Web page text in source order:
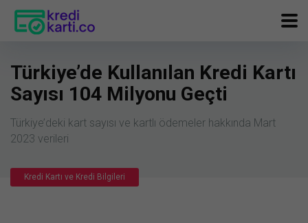
Türkiye’de Kullanılan Kredi Kartı
Sayısı 104 Milyonu Geçti
Türkiye’deki kart sayısı ve kartlı ödemeler hakkında Mart
2023 verileri
Kredi Kartı ve Kredi Bilgileri